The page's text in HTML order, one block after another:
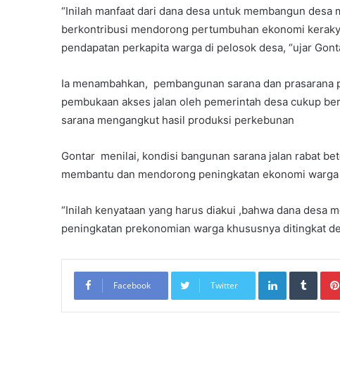
“Inilah manfaat dari dana desa untuk membangun
berkontribusi mendorong pertumbuhan ekonomi
pendapatan perkapita warga di pelosok desa, “ujar
Ia menambahkan, pembangunan sarana dan
pembukaan akses jalan oleh pemerintah desa cukup
sarana mengangkut hasil produksi perkebunan
Gontar menilai, kondisi bangunan sarana jalan rabat
membantu dan mendorong peningkatan ekonomi warga
“Inilah kenyataan yang harus diakui ,bahwa dana desa
peningkatan prekonomian warga khususnya ditingkat
Facebook Twitter
LinkedIn Tumblr